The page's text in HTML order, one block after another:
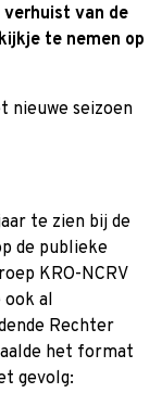
verhuist van de
te nemen op
nieuwe seizoen
te zien bij de
de publieke
KRO-NCRV
ook al
Rechter
het format
gevolg: